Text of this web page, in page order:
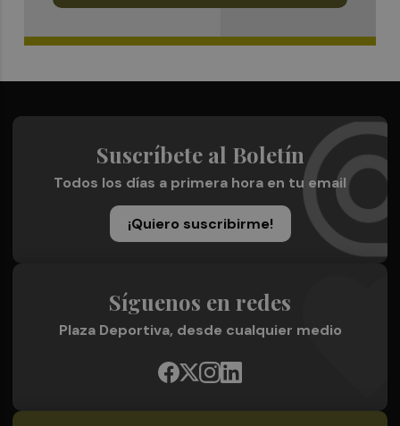
Suscríbete al Boletín
Todos los días a primera hora en tu email
¡Quiero suscribirme!
Síguenos en redes
Plaza Deportiva, desde cualquier medio